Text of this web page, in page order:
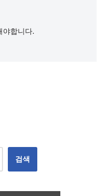
야합니다.
검색